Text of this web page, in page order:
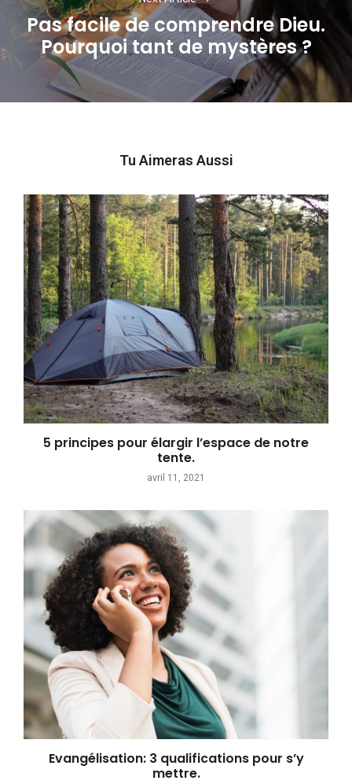
Next
post:
Pas facile de comprendre Dieu.
Pourquoi tant de mystères ?
Tu Aimeras Aussi
5 principes pour élargir l’espace de notre
tente.
avril 11, 2021
Evangélisation: 3 qualifications pour s’y
mettre.